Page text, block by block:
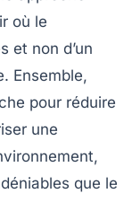
où le
et non d’un
Ensemble,
pour réduire
une
que le